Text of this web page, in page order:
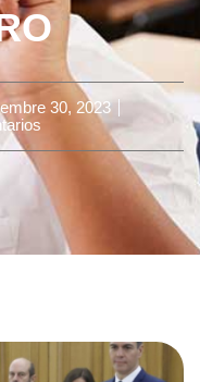
30, 2023